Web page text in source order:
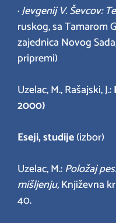
·Jevgenij V. Ševcov:
ruskog, sa Tamarom
zajednica Novog
pripremi)
Uzelac, M., Rašajski, J.:
2000)
Eseji, studije(izbor)
Uzelac, M.:Položaj
mišljenju,Književna
40.